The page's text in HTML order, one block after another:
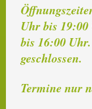
Uhr bis
bis 16:00
geschlossen.
Termine nur